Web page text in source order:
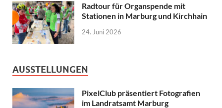
Radtour für Organspende mit
Stationen in Marburg und Kirchhain
24. Juni 2026
AUSSTELLUNGEN
PixelClub präsentiert Fotografien
im Landratsamt Marburg